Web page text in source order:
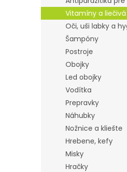
Vitamíny a liečivá
Oči, uši labky a
Šampóny
Postroje
Obojky
Led obojky
Vodítka
Prepravky
Náhubky
Nožnice a kliešte
Hrebene, kefy
Misky
Hračky